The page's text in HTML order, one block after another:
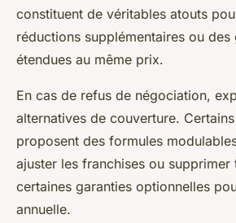
constituent de véritables atouts
réductions supplémentaires ou des
étendues au même prix.
En cas de refus de négociation,
alternatives de couverture.
proposent des formules
ajuster les franchises ou supprimer
certaines garanties optionnelles
annuelle.